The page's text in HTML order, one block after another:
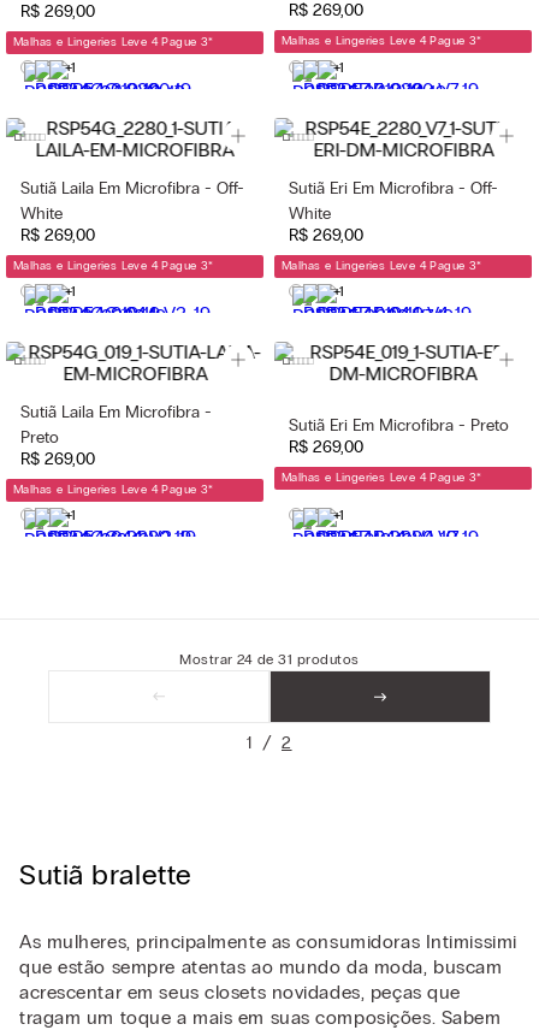
R$ 269,00
Malhas e Lingeries Leve 4 Pague 3*
+1
R$ 269,00
Malhas e Lingeries Leve 4 Pague 3*
+1
Sutiã Laila Em Microfibra - Off-
White
R$ 269,00
Malhas e Lingeries Leve 4 Pague 3*
+1
Sutiã Eri Em Microfibra - Off-
White
R$ 269,00
Malhas e Lingeries Leve 4 Pague 3*
+1
Sutiã Laila Em Microfibra -
Preto
R$ 269,00
Malhas e Lingeries Leve 4 Pague 3*
+1
Sutiã Eri Em Microfibra - Preto
R$ 269,00
Malhas e Lingeries Leve 4 Pague 3*
+1
Mostrar 24 de31 produtos
1 2
Sutiã bralette
As mulheres, principalmente as consumidoras Intimissimi
que estão sempre atentas ao mundo da moda, buscam
acrescentar em seus closets novidades, peças que
tragam um toque a mais em suas composições. Sabem